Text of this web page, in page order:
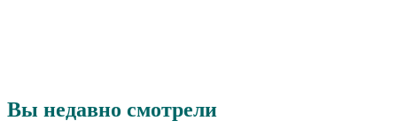
Вы недавно смотрели